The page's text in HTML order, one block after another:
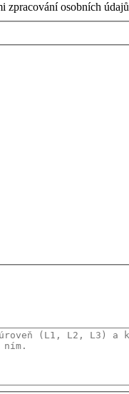
zpracování osobních údajů